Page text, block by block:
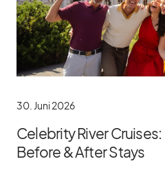
30. Juni 2026
Celebrity River
Before & After Stays